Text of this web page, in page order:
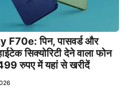
पिन, पासवर्ड और
सिक्योरिटी देने वाला फोन
रुपए में यहां से खरीदें